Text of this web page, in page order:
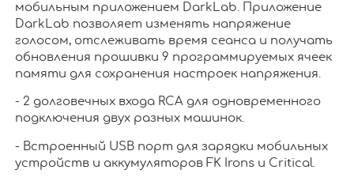
мобильным приложением DarkLab. Приложение
DarkLab позволяет изменять напряжение
голосом, отслеживать время сеанса и получать
обновления прошивки 9 программируемых ячеек
памяти для сохранения настроек напряжения.
- 2 долговечных входа RCA для одновременного
подключения двух разных машинок.
- Встроенный USB порт для зарядки мобильных
устройств и аккумуляторов FK Irons и Critical.